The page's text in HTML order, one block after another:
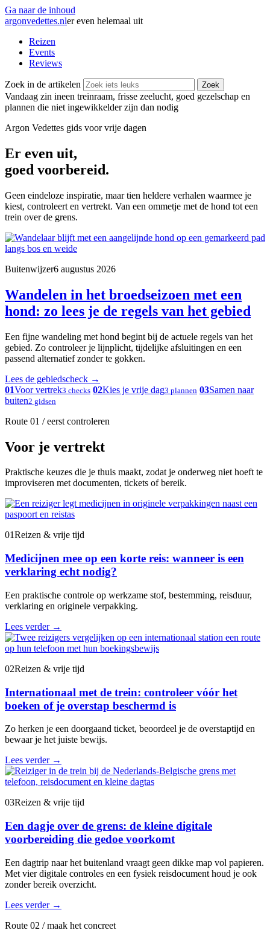
Ga naar de inhoud
argonvedettes.nler even helemaal uit
Reizen
Events
Reviews
Zoek in de artikelen Zoek
Vandaag zin ineen treinraam, frisse zeelucht, goed gezelschap en
plannen die niet ingewikkelder zijn dan nodig
Argon Vedettes gids voor vrije dagen
Er even uit,
goed voorbereid.
Geen eindeloze inspiratie, maar tien heldere verhalen waarmee je
kiest, controleert en vertrekt. Van een ommetje met de hond tot een
trein over de grens.
Buitenwijzer6 augustus 2026
Wandelen in het broedseizoen met een
hond: zo lees je de regels van het gebied
Een fijne wandeling met hond begint bij de actuele regels van het
gebied. Zo controleer je lijnplicht, tijdelijke afsluitingen en een
passend alternatief zonder te gokken.
Lees de gebiedscheck →
01Voor vertrek3 checks 02Kies je vrije dag3 plannen 03Samen naar
buiten2 gidsen
Route 01 / eerst controleren
Voor je vertrekt
Praktische keuzes die je thuis maakt, zodat je onderweg niet hoeft te
improviseren met documenten, tickets of bereik.
01Reizen & vrije tijd
Medicijnen mee op een korte reis: wanneer is een
verklaring echt nodig?
Een praktische controle op werkzame stof, bestemming, reisduur,
verklaring en originele verpakking.
Lees verder →
02Reizen & vrije tijd
Internationaal met de trein: controleer vóór het
boeken of je overstap beschermd is
Zo herken je een doorgaand ticket, beoordeel je de overstaptijd en
bewaar je het juiste bewijs.
Lees verder →
03Reizen & vrije tijd
Een dagje over de grens: de kleine digitale
voorbereiding die gedoe voorkomt
Een dagtrip naar het buitenland vraagt geen dikke map vol papieren.
Met vier digitale controles en een fysiek reisdocument houd je ook
zonder bereik overzicht.
Lees verder →
Route 02 / maak het concreet